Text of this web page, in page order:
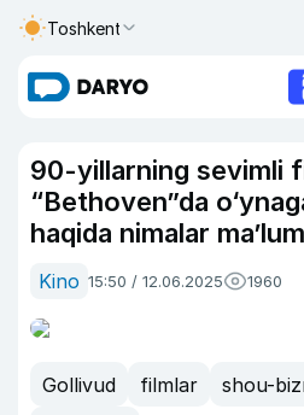
Toshkent
90-yillarning sevimli
“Bethoven”da
haqida nimalar
Kino 15:50 / 12.06.2025 1960
Gollivud filmlar shou-